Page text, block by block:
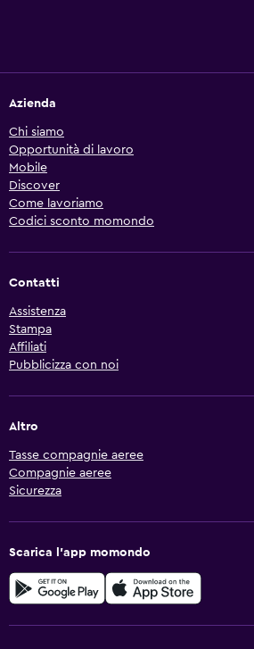
Azienda
Chi siamo
Opportunità di lavoro
Mobile
Discover
Come lavoriamo
Codici sconto momondo
Contatti
Assistenza
Stampa
Affiliati
Pubblicizza con noi
Altro
Tasse compagnie aeree
Compagnie aeree
Sicurezza
Scarica l'app momondo